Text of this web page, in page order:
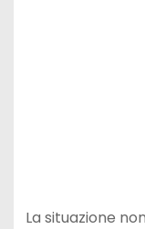
La situazione